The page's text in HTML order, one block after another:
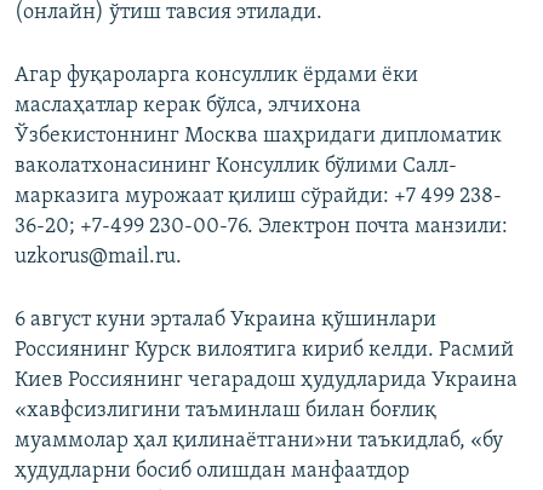
(онлайн) ўтиш тавсия этилади.
Агар фуқароларга консуллик ёрдами ёки
маслаҳатлар керак бўлса, элчихона
Ўзбекистоннинг Москва шаҳридаги дипломатик
ваколатхонасининг Консуллик бўлими Cалл-
марказига мурожаат қилиш сўрайди: +7 499 238-
36-20; +7-499 230-00-76. Электрон почта манзили:
uzkorus@mail.ru.
6 август куни эрталаб Украина қўшинлари
Россиянинг Курск вилоятига кириб келди. Расмий
Киев Россиянинг чегарадош ҳудудларида Украина
«хавфсизлигини таъминлаш билан боғлиқ
муаммолар ҳал қилинаётгани»ни таъкидлаб, «бу
ҳудудларни босиб олишдан манфаатдор